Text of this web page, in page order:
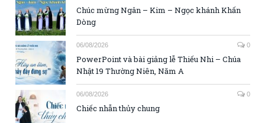
Chúc mừng Ngân – Kim – Ngọc khánh Khấn
Dòng
06/08/2026 0
PowerPoint và bài giảng lễ Thiếu Nhi – Chúa
Nhật 19 Thường Niên, Năm A
06/08/2026 0
Chiếc nhẫn thủy chung